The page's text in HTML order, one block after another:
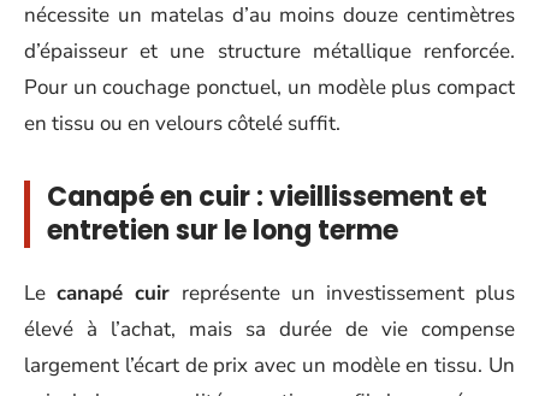
nécessite un matelas d’au moins douze centimètres
d’épaisseur et une structure métallique renforcée.
Pour un couchage ponctuel, un modèle plus compact
en tissu ou en velours côtelé suffit.
Canapé en cuir : vieillissement et
entretien sur le long terme
Lecanapé cuir représente un investissement plus
élevé à l’achat, mais sa durée de vie compense
largement l’écart de prix avec un modèle en tissu. Un